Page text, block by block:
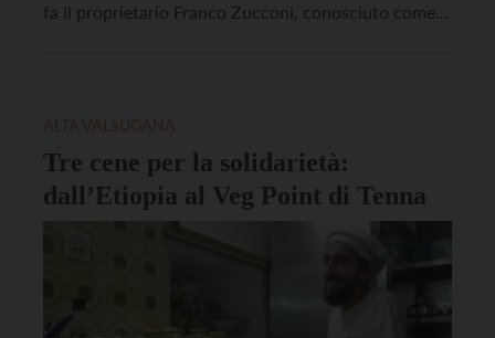
fa il proprietario Franco Zucconi, conosciuto come
Tre cene per la solidarietà:
dall’Etiopia al Veg Point di Tenna